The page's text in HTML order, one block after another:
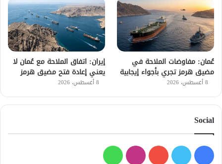
عُمان: مفاوضات الملاحة في
مضيق هرمز تجري بأجواء إيجابية
8 أغسطس، 2026
إيران: اتفاق الملاحة مع عُمان لا
يعني إعادة فتح مضيق هرمز
8 أغسطس، 2026
Social
فيسبوك
تويتر يوتيوبانستقرامواتساب